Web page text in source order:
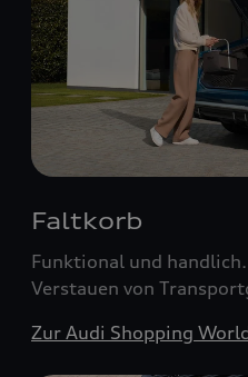
Faltkorb
Funktional und
Verstauen von
Zur Audi Shopping